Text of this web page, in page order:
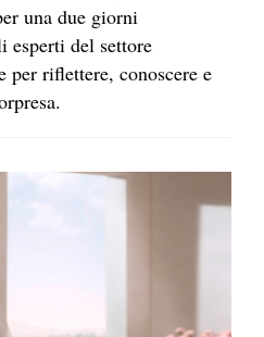
una due giorni
esperti del settore
per riflettere, conoscere e